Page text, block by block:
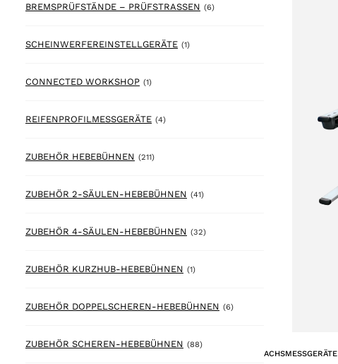
BREMSPRÜFSTÄNDE – PRÜFSTRASSEN (6)6 products
SCHEINWERFEREINSTELLGERÄTE (1)1 product
CONNECTED WORKSHOP (1)1 product
REIFENPROFILMESSGERÄTE (4)4 products
ZUBEHÖR HEBEBÜHNEN (211)211 products
ZUBEHÖR 2-SÄULEN-HEBEBÜHNEN (41)41 products
ZUBEHÖR 4-SÄULEN-HEBEBÜHNEN (32)32 products
ZUBEHÖR KURZHUB-HEBEBÜHNEN (1)1 product
ZUBEHÖR DOPPELSCHEREN-HEBEBÜHNEN (6)6 products
ZUBEHÖR SCHEREN-HEBEBÜHNEN (88)88 products
ACHSMESSGERÄTE